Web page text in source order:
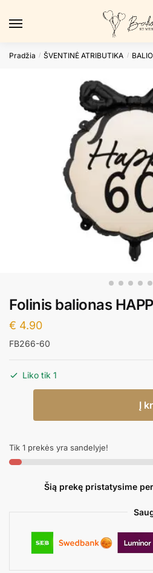
Pradžia / ŠVENTINĖ ATRIBUTIKA /
Folinis balionas
€ 4.90
FB266-60
Liko tik 1
Folinis
HAPPY
60
Į
Tik 1 prekės yra sandelyje!
Šią prekę pristatysime